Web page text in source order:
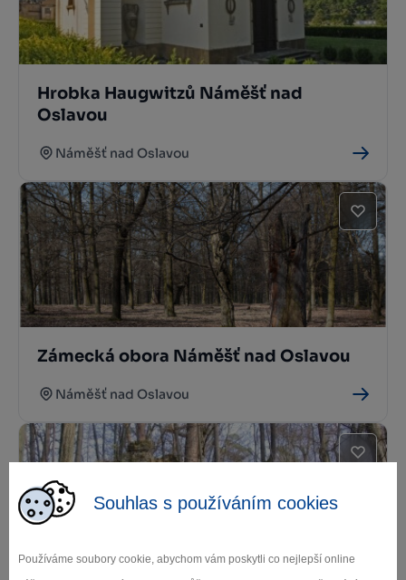
Souhlas s používáním cookies
Používáme soubory cookie, abychom vám poskytli co nejlepší online
Hrobka Haugwitzů Náměšť nad
Oslavou
Náměšť nad Oslavou
Zámecká obora Náměšť nad Oslavou
Náměšť nad Oslavou